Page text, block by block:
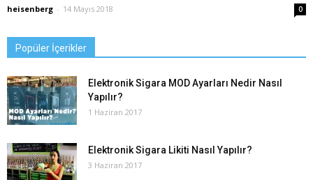
heisenberg - 14 Mayıs 2018 0
Popüler İçerikler
Elektronik Sigara MOD Ayarları Nedir Nasıl
Yapılır?
1 Haziran 2017
Elektronik Sigara Likiti Nasıl Yapılır?
3 Haziran 2017